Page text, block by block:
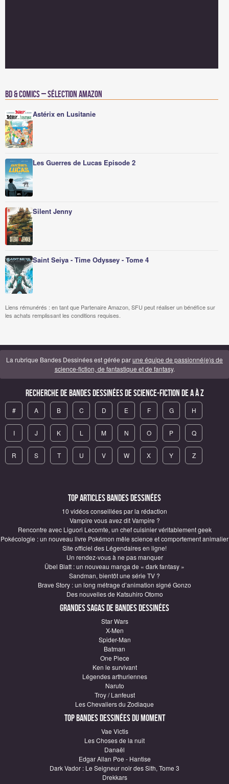
BD & Comics – Sélection Amazon
Astérix en Lusitanie
Les Guerres de Lucas Episode 2
Silent Jenny
Saint Seiya - Time Odyssey - Tome 4
Liens rémunérés : en tant que Partenaire Amazon, SFU peut réaliser un bénéfice sur
les achats remplissant les conditions requises.
La rubrique Bandes Dessinées est gérée parune équipe de passionné(e)s de
science-fiction, de fantastique et de fantasy.
Recherche de Bandes Dessinées de science-fiction de A à Z
# A B C D E F G H
I J K L M N O P Q
R S T U V W X Y Z
Top articles Bandes Dessinées
10 vidéos conseillées par la rédaction
Vampire vous avez dit Vampire ?
Rencontre avec Liguori Lecomte, un chef cuisinier véritablement geek
Pokécologie : un nouveau livre Pokémon mêle science et comportement animalier
Site officiel des Légendaires en ligne!
Un rendez-vous à ne pas manquer
Übel Blatt : un nouveau manga de « dark fantasy »
Sandman, bientôt une série TV ?
Brave Story : un long métrage d’animation signé Gonzo
Des nouvelles de Katsuhiro Otomo
Grandes sagas de Bandes Dessinées
Star Wars
X-Men
Spider-Man
Batman
One Piece
Ken le survivant
Légendes arthuriennes
Naruto
Troy / Lanfeust
Les Chevaliers du Zodiaque
Top Bandes Dessinées du moment
Vae Victis
Les Choses de la nuit
Danaël
Edgar Allan Poe - Hantise
Dark Vador : Le Seigneur noir des Sith, Tome 3
Drekkars